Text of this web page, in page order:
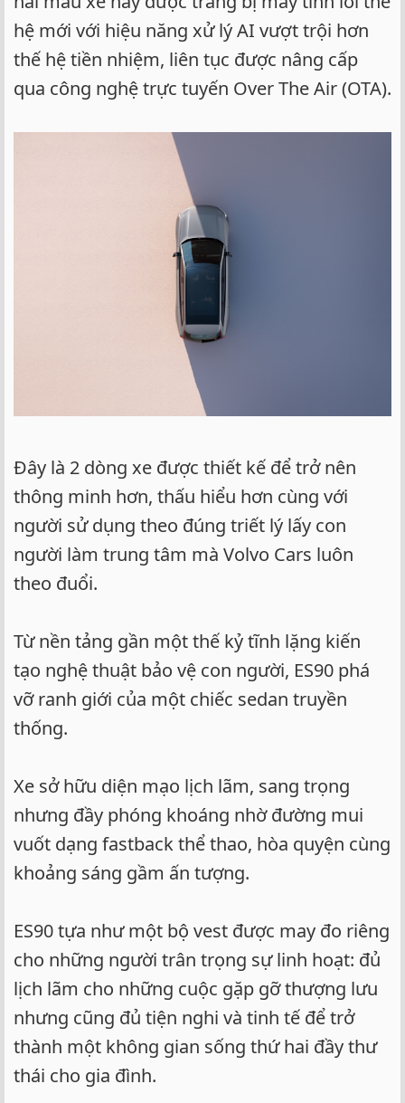
hệ mới với hiệu năng xử lý AI vượt trội hơn
thế hệ tiền nhiệm, liên tục được nâng cấp
qua công nghệ trực tuyến Over The Air (OTA).
Đây là 2 dòng xe được thiết kế để trở nên
thông minh hơn, thấu hiểu hơn cùng với
người sử dụng theo đúng triết lý lấy con
người làm trung tâm mà Volvo Cars luôn
theo đuổi.
Từ nền tảng gần một thế kỷ tĩnh lặng kiến
tạo nghệ thuật bảo vệ con người, ES90 phá
vỡ ranh giới của một chiếc sedan truyền
thống.
Xe sở hữu diện mạo lịch lãm, sang trọng
nhưng đầy phóng khoáng nhờ đường mui
vuốt dạng fastback thể thao, hòa quyện cùng
khoảng sáng gầm ấn tượng.
ES90 tựa như một bộ vest được may đo riêng
cho những người trân trọng sự linh hoạt: đủ
lịch lãm cho những cuộc gặp gỡ thượng lưu
nhưng cũng đủ tiện nghi và tinh tế để trở
thành một không gian sống thứ hai đầy thư
thái cho gia đình.